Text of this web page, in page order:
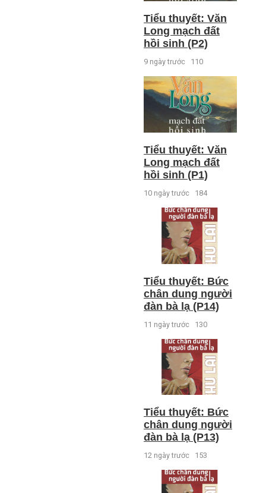
Tiểu thuyết: Văn
Long mạch đất
hồi sinh (P2)
9 ngày trước 110
Tiểu thuyết: Văn
Long mạch đất
hồi sinh (P1)
10 ngày trước 184
Tiểu thuyết: Bức
chân dung người
đàn bà lạ (P14)
11 ngày trước 130
Tiểu thuyết: Bức
chân dung người
đàn bà lạ (P13)
12 ngày trước 153